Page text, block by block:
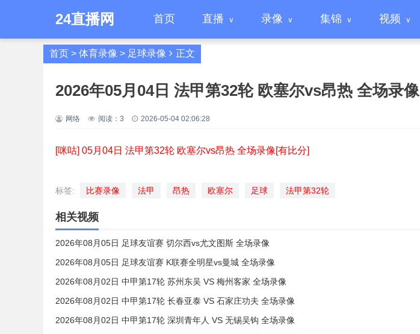
24直播网 首页 直播 录像 集锦 视频
首页 > 体育录像 > 足球录像 正文
2026年05月04日 法甲第32轮 欧塞尔vs昂热 全场录像
网络 阅读： 3 2026-05-04 02:06:28
[咪咕] 05月04日 法甲第32轮 欧塞尔vs昂热 全场录像[有比分]
标签: 比赛录像 法甲 昂热 欧塞尔 足球 法甲第32轮
相关视频
2026年08月05日 足球友谊赛 切尔西vs尤文图斯 全场录像
2026年08月05日 足球友谊赛 K联赛全明星vs曼城 全场录像
2026年08月02日 中甲第17轮 苏州东吴 VS 梅州客家 全场录像
2026年08月02日 中甲第17轮 长春亚泰 VS 石家庄功夫 全场录像
2026年08月02日 中甲第17轮 深圳青年人 VS 无锡吴钩 全场录像